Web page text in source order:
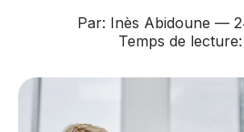
Par: Inès Abidoune —
Temps de lecture